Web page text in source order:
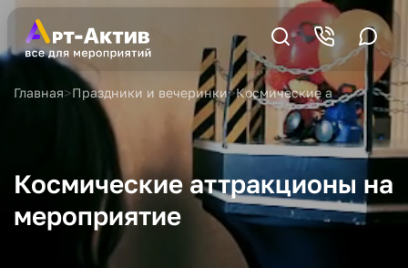
Главная>Праздники и вечеринки>Космические
Космические аттракционы на
мероприятие